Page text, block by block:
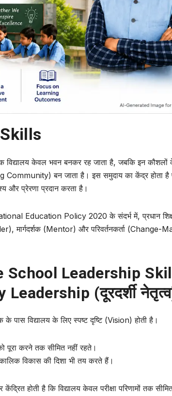
केवल भवन बनकर रह जाता है, जबकि इन कौशलों
Community) बन जाता है। इस समुदाय का केंद्र होता है
और प्रेरणा प्रदान करता है।
Education Policy 2020 के संदर्भ में, प्रधान
मार्गदर्शक (Mentor) और परिवर्तनकर्ता (Change-
School Leadership
(दूरदर्शी
के पास विद्यालय के लिए स्पष्ट दृष्टि (Vision) होती है।
पूरा करने तक सीमित नहीं रहते।
विकास की दिशा भी तय करते हैं।
होती है कि विद्यालय केवल परीक्षा परिणामों तक